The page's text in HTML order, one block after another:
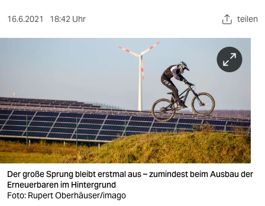
sport
wahrheit
verlag
verlag
veranstaltungen
16.6.2021 18:42 Uhr teilen
Der große Sprung bleibt erstmal aus – zumindest beim Ausbau der
Erneuerbaren im Hintergrund
Foto: Rupert Oberhäuser/imago